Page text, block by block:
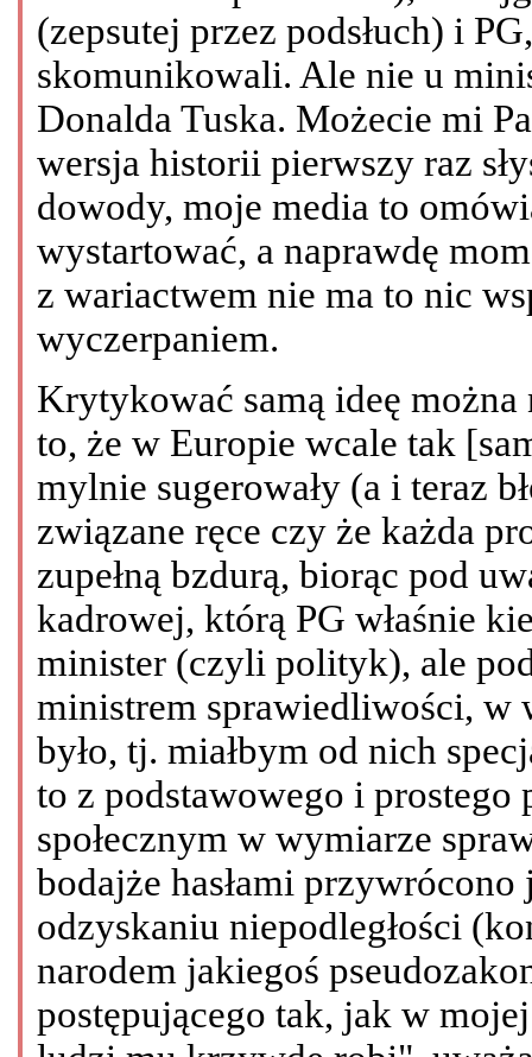
(zepsutej przez podsłuch) i
skomunikowali. Ale nie u
Donalda Tuska. Możecie mi
wersja historii pierwszy raz
dowody, moje media to
wystartować, a naprawdę
z wariactwem nie ma to nic
wyczerpaniem.
Krytykować samą ideę
to, że w Europie wcale tak
mylnie sugerowały (a i teraz
związane ręce czy że każda
zupełną bzdurą, biorąc pod
kadrowej, którą PG właśnie
minister (czyli polityk), ale
ministrem sprawiedliwości, w
było, tj. miałbym od nich
to z podstawowego i
społecznym w wymiarze
bodajże hasłami
odzyskaniu niepodległości
narodem jakiegoś
postępującego tak, jak w